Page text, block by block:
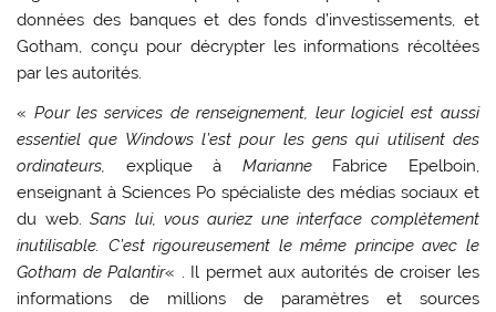
données des banques et des fonds d’investissements, et
Gotham, conçu pour décrypter les informations récoltées
par les autorités.
« Pour les services de renseignement, leur logiciel est aussi
essentiel que Windows l’est pour les gens qui utilisent des
ordinateurs, explique à Marianne Fabrice Epelboin,
enseignant à Sciences Po spécialiste des médias sociaux et
du web. Sans lui, vous auriez une interface complètement
inutilisable. C’est rigoureusement le même principe avec le
Gotham de Palantir« . Il permet aux autorités de croiser les
informations de millions de paramètres et sources